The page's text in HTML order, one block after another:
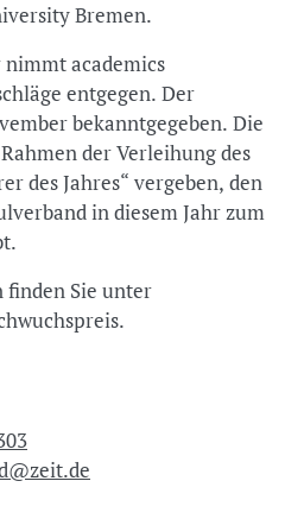
Bremen.
nimmt academics
entgegen. Der
bekanntgegeben. Die
der Verleihung des
des Jahres“ vergeben, den
in diesem Jahr zum
Sie unter